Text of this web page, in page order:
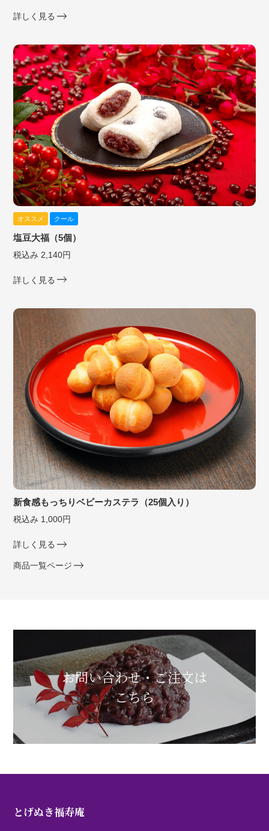
詳しく見る
オススメ クール
塩豆大福（5個）
税込み 2,140円
詳しく見る
新食感もっちりベビーカステラ（25個入り）
税込み 1,000円
詳しく見る
商品一覧ページ
お問い合わせ・ご注文は
こちら
とげぬき福寿庵